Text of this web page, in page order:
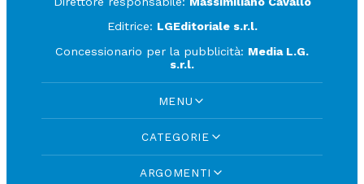
Editrice: LGEditoriale s.r.l.
Concessionario per la pubblicità: Media L.G.
s.r.l.
MENU
CATEGORIE
ARGOMENTI